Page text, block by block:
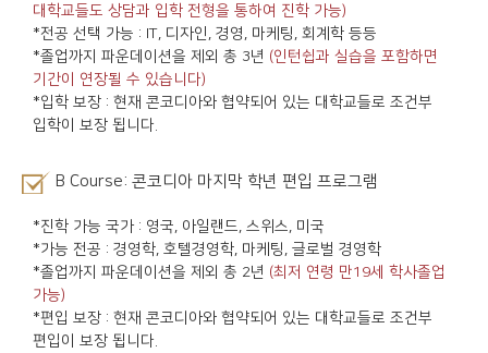
대학교들도 상담과 입학 전형을 통하여 진학 가능)
*전공 선택 가능 : IT, 디자인, 경영, 마케팅, 회계학 등등
*졸업까지 파운데이션을 제외 총 3년 (인턴쉽과 실습을 포함하면
기간이 연장될 수 있습니다)
*입학 보장 : 현재 콘코디아와 협약되어 있는 대학교들로 조건부
입학이 보장 됩니다.
B Course: 콘코디아 마지막 학년 편입 프로그램
*진학 가능 국가 : 영국, 아일랜드, 스위스, 미국
*가능 전공 : 경영학, 호텔경영학, 마케팅, 글로벌 경영학
*졸업까지 파운데이션을 제외 총 2년 (최저 연령 만19세 학사졸업
가능)
*편입 보장 : 현재 콘코디아와 협약되어 있는 대학교들로 조건부
편입이 보장 됩니다.